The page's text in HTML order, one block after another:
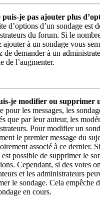
je pas ajouter plus
d’options d’un sondage est
du forum. Si le
ajouter à un sondage vous
de demander à un
de l’augmenter.
je modifier ou supprimer
pour les messages, les
que par leur auteur, les
Pour modifier un
le premier message du
associé à ce dernier.
possible de supprimer le
Cependant, si des votes
et les administrateurs
le sondage. Cela empêche
en cours.